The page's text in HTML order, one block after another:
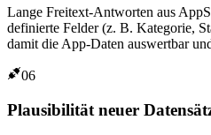
Lange Freitext-Antworten aus
definierte Felder (z. B. Kategorie,
damit die App-Daten auswertbar
06
Plausibilität neuer